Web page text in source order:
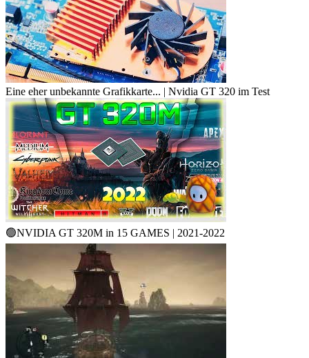
Eine eher unbekannte Grafikkarte... | Nvidia GT 320 im Test
🟢NVIDIA GT 320M in 15 GAMES | 2021-2022